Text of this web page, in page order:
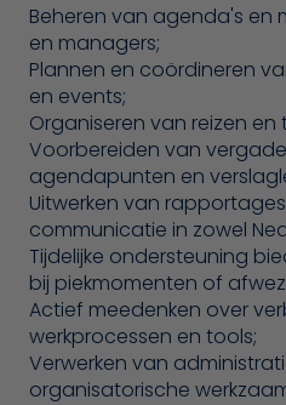
Beheren van agenda's en
en managers;
Plannen en coördineren
en events;
Organiseren van reizen
Voorbereiden van
agendapunten en
Uitwerken van
communicatie in zowel
Tijdelijke ondersteuning
bij piekmomenten of
Actief meedenken over
werkprocessen en tools;
Verwerken van
organisatorische